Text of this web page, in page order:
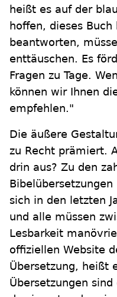
heißt es auf der
hoffen, dieses
beantworten,
enttäuschen. Es
Fragen zu Tage.
können wir Ihnen
empfehlen."
Die äußere
zu Recht prämiert.
drin aus? Zu den
sich in den letzten
und alle müssen
Lesbarkeit
offiziellen Website
Übersetzung, heißt
Übersetzungen